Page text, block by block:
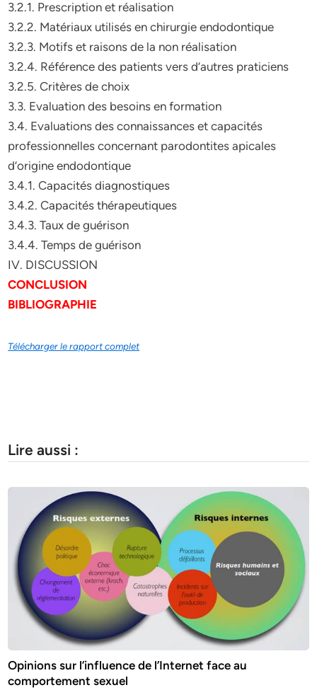
3.2.1. Prescription et réalisation
3.2.2. Matériaux utilisés en chirurgie endodontique
3.2.3. Motifs et raisons de la non réalisation
3.2.4. Référence des patients vers d’autres praticiens
3.2.5. Critères de choix
3.3. Evaluation des besoins en formation
3.4. Evaluations des connaissances et capacités
professionnelles concernant parodontites apicales
d’origine endodontique
3.4.1. Capacités diagnostiques
3.4.2. Capacités thérapeutiques
3.4.3. Taux de guérison
3.4.4. Temps de guérison
IV. DISCUSSION
CONCLUSION
BIBLIOGRAPHIE
Télécharger le rapport complet
Lire aussi :
Opinions sur l’influence de l’Internet face au
comportement sexuel